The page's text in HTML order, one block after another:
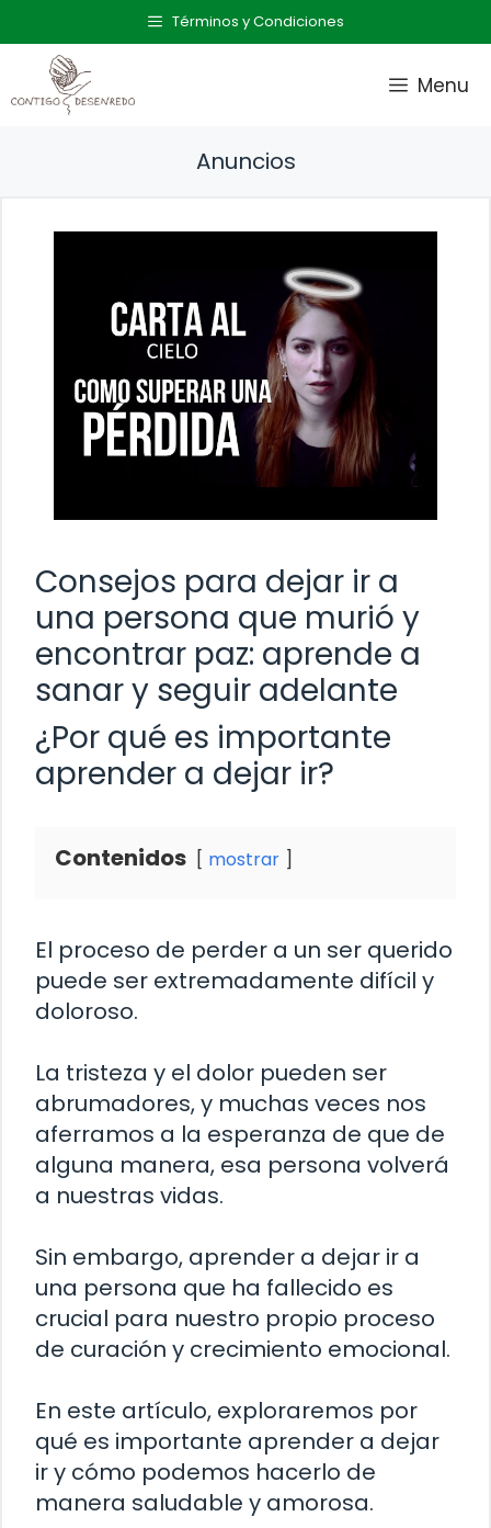
al
contenido
Términos y Condiciones
Menu
Anuncios
Consejos para dejar ir a
una persona que murió y
encontrar paz: aprende a
sanar y seguir adelante
¿Por qué es importante
aprender a dejar ir?
Contenidos mostrar
El proceso de perder a un ser querido
puede ser extremadamente difícil y
doloroso.
La tristeza y el dolor pueden ser
abrumadores, y muchas veces nos
aferramos a la esperanza de que de
alguna manera, esa persona volverá
a nuestras vidas.
Sin embargo, aprender a dejar ir a
una persona que ha fallecido es
crucial para nuestro propio proceso
de curación y crecimiento emocional.
En este artículo, exploraremos por
qué es importante aprender a dejar
ir y cómo podemos hacerlo de
manera saludable y amorosa.